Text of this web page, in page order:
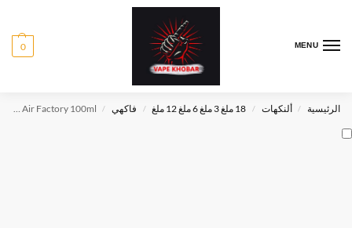
MENU
0
الرئيسية / ألنكهات / 18 ملغ 3 ملغ 6 ملغ 12 ملغ / فاكهي /
Crisp Apple By Air Factory 100ml